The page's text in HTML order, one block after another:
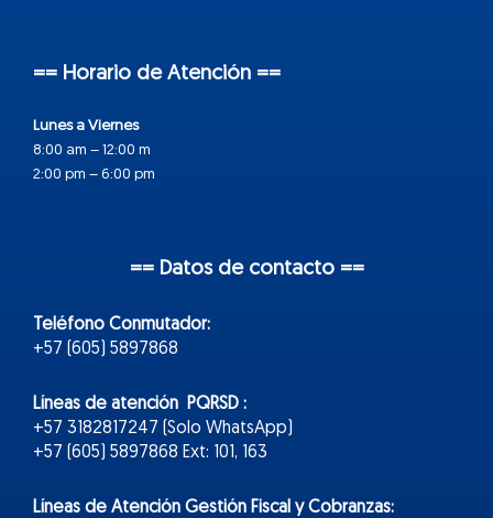
== Horario de Atención ==
Lunes a Viernes
8:00 am – 12:00 m
2:00 pm – 6:00 pm
== Datos de contacto ==
Teléfono Conmutador:
+57 (605) 5897868
Líneas de atención PQRSD :
+57 3182817247 (Solo WhatsApp)
+57 (605) 5897868 Ext: 101, 163
Líneas de Atención Gestión Fiscal y Cobranzas: